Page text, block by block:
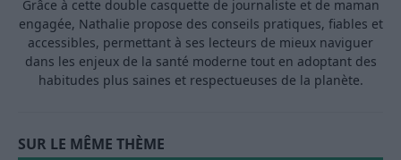
Grâce à cette double casquette de journaliste et de maman
engagée, Nathalie propose des conseils pratiques, fiables et
accessibles, permettant à ses lecteurs de mieux naviguer
dans les enjeux de la santé moderne tout en adoptant des
habitudes plus saines et respectueuses de la planète.
SUR LE MÊME THÈME